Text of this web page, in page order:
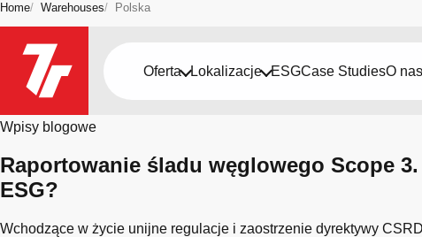
Oferta Lokalizacje ESGCase StudiesO nas
Home Warehouses Polska
Kraj: Polska
Wpisy blogowe
Raportowanie śladu węglowego Scope
ESG?
Wchodzące w życie unijne regulacje i zaostrzenie dyrektywy